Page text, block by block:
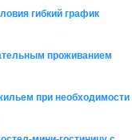
гибкий график
проживанием
при необходимости